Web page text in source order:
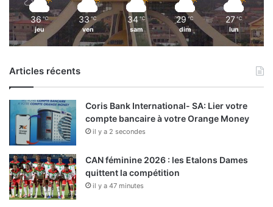
36 ℃
jeu
33 ℃
ven
34 ℃
sam
29 ℃
dim
27 ℃
lun
Articles récents
Coris Bank International- SA: Lier votre
compte bancaire à votre Orange Money
il y a 2 secondes
CAN féminine 2026 : les Etalons Dames
quittent la compétition
il y a 47 minutes